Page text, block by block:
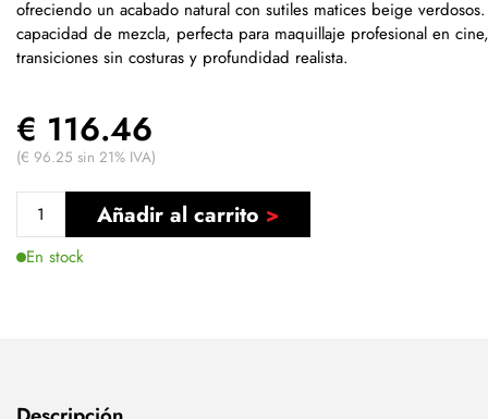
ofreciendo un acabado natural con sutiles matices beige
capacidad de mezcla, perfecta para maquillaje profesional en
transiciones sin costuras y profundidad realista.
€ 116.46
(€ 96.25 sin 21% IVA)
Añadir al carrito
En stock